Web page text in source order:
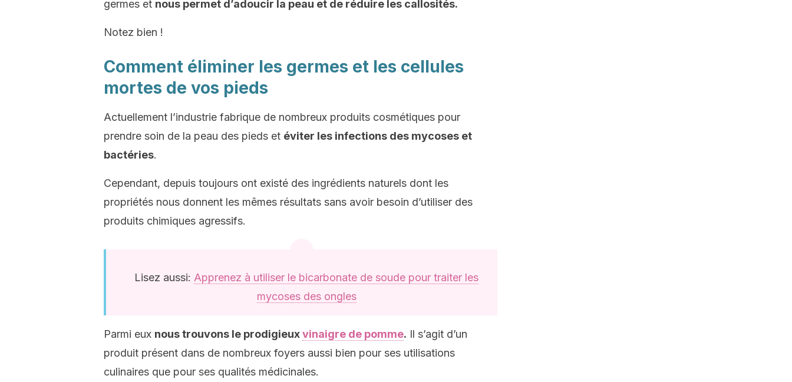
germes et nous permet d’adoucir la peau et de réduire les callosités.
Notez bien !
Comment éliminer les germes et les cellules
mortes de vos pieds
Actuellement l’industrie fabrique de nombreux produits cosmétiques pour
prendre soin de la peau des pieds et éviter les infections des mycoses et
bactéries.
Cependant, depuis toujours ont existé des ingrédients naturels dont les
propriétés nous donnent les mêmes résultats sans avoir besoin d’utiliser des
produits chimiques agressifs.
Lisez aussi: Apprenez à utiliser le bicarbonate de soude pour traiter les
mycoses des ongles
Parmi eux nous trouvons le prodigieuxvinaigre de pomme. Il s’agit d’un
produit présent dans de nombreux foyers aussi bien pour ses utilisations
culinaires que pour ses qualités médicinales.